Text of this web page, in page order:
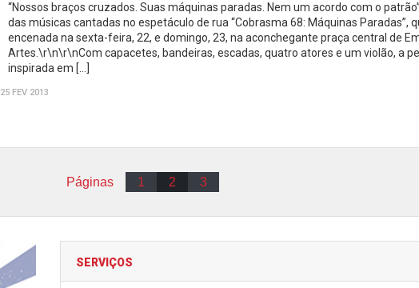
“Nossos braços cruzados. Suas máquinas paradas. Nem um acordo com o
das músicas cantadas no espetáculo de rua “Cobrasma 68: Máquinas Paradas”,
encenada na sexta-feira, 22, e domingo, 23, na aconchegante praça central de
Artes.\r\n\r\nCom capacetes, bandeiras, escadas, quatro atores e um violão, a
inspirada em […]
25 FEV 2013
Páginas 1 2 3
SERVIÇOS